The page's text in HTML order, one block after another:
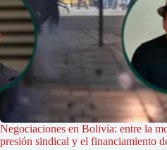
Negociaciones en Bolivia: entre la
presión sindical y el financiamiento